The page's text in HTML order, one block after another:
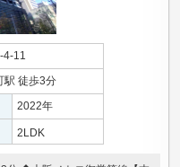
4-11
駅 徒歩3分
2022年
2LDK